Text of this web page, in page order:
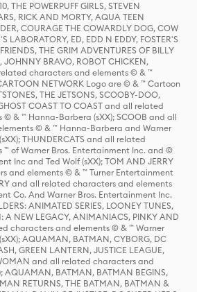
THE POWERPUFF GIRLS, STEVEN
RICK AND MORTY, AQUA TEEN
COURAGE THE COWARDLY DOG, COW
LABORATORY, ED, EDD N EDDY, FOSTER'S
THE GRIM ADVENTURES OF BILLY
JOHNNY BRAVO, ROBOT CHICKEN,
characters and elements © & ™
NETWORK Logo are © & ™ Cartoon
THE JETSONS, SCOOBY-DOO,
COAST TO COAST and all related
& ™ Hanna-Barbera (sXX); SCOOB and all
© & ™ Hanna-Barbera and Warner
THUNDERCATS and all related
of Warner Bros. Entertainment Inc. and ©
Inc and Ted Wolf (sXX); TOM AND JERRY
and elements © & ™ Turner Entertainment
and all related characters and elements
Co. And Warner Bros. Entertainment Inc.
ANIMATED SERIES, LOONEY TUNES,
A NEW LEGACY, ANIMANIACS, PINKY AND
characters and elements © & ™ Warner
AQUAMAN, BATMAN, CYBORG, DC
GREEN LANTERN, JUSTICE LEAGUE,
and all related characters and
AQUAMAN, BATMAN, BATMAN BEGINS,
RETURNS, THE BATMAN, BATMAN &